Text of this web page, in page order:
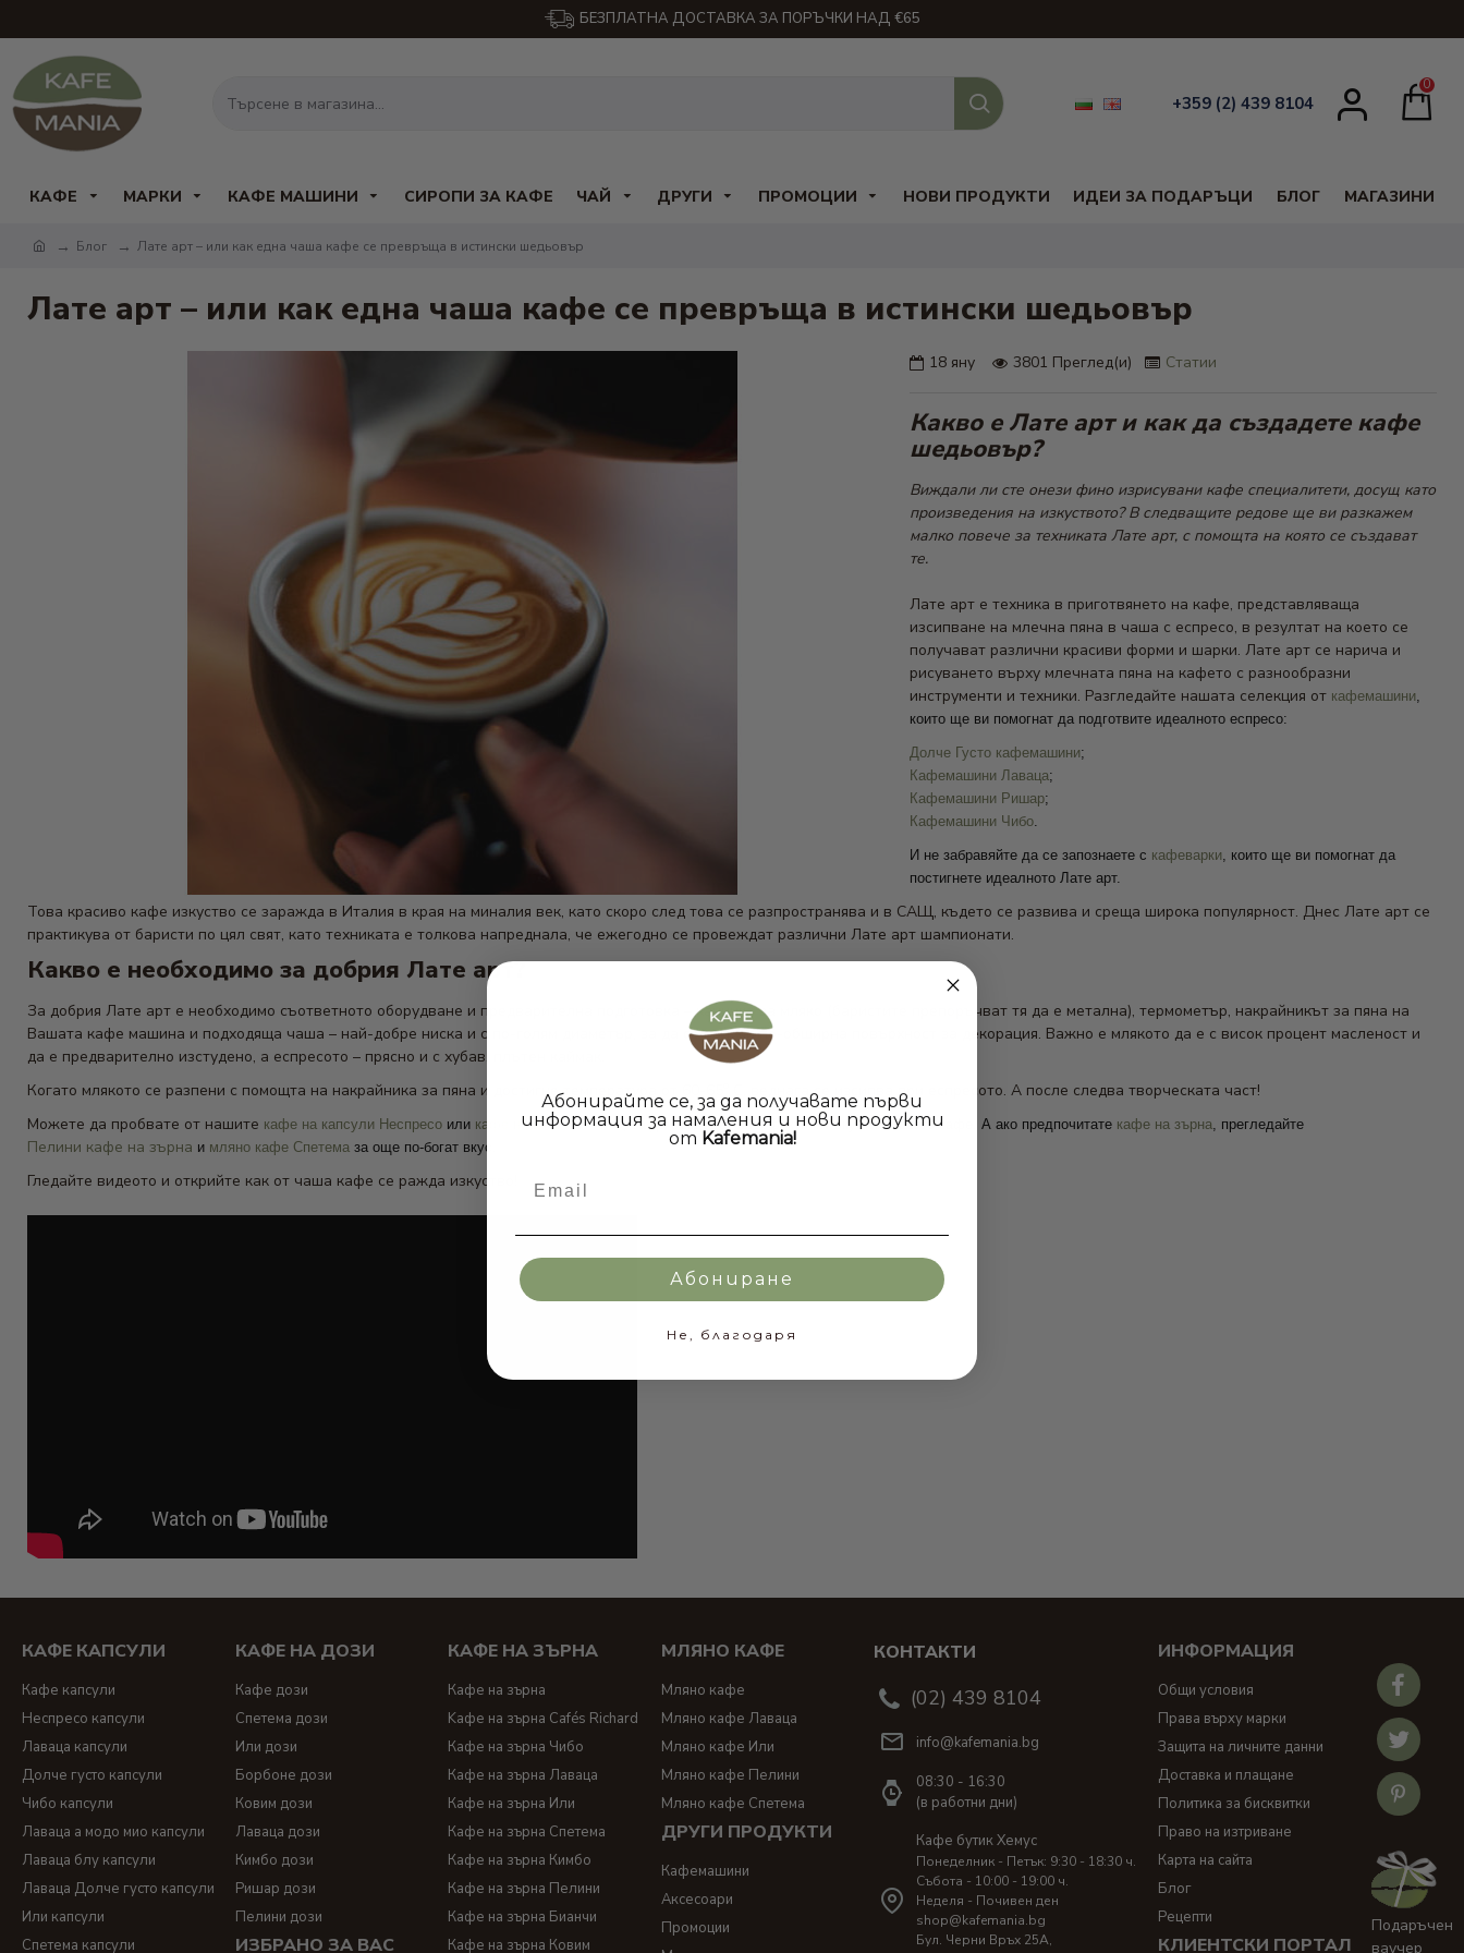
БЕЗПЛАТНА ДОСТАВКА ЗА ПОРЪЧКИ НАД €65
+359 (2) 439 8104
0
КАФЕ МАРКИ КАФЕ МАШИНИ СИРОПИ ЗА КАФЕ ЧАЙ ДРУГИ ПРОМОЦИИ НОВИ ПРОДУКТИ ИДЕИ ЗА ПОДАРЪЦИ БЛОГ МАГАЗИНИ
Блог Лате арт – или как една чаша кафе се превръща в истински шедьовър
Лате арт – или как една чаша кафе се превръща в истински шедьовър
18 яну 3801 Преглед(и) Статии
Какво е Лате арт и как да създадете кафе
шедьовър?
Виждали ли сте онези фино изрисувани кафе специалитети, досущ като
произведения на изкуството? В следващите редове ще ви разкажем
малко повече за техниката Лате арт, с помощта на която се създават
те.
Лате арт е техника в приготвянето на кафе, представляваща
изсипване на млечна пяна в чаша с еспресо, в резултат на което се
получават различни красиви форми и шарки. Лате арт се нарича и
рисуването върху млечната пяна на кафето с разнообразни
инструменти и техники. Разгледайте нашата селекция от кафемашини
които ще ви помогнат да подготвите идеалното еспресо:
Долче Густо кафемашини;
Кафемашини Лаваца;
Кафемашини Ришар;
Кафемашини Чибо
И не забравяйте да се запознаете с кафеварки , които ще ви помогнат да
постигнете идеалното Лате арт.
Това красиво кафе изкуство се заражда в Италия в края на миналия век, като скоро след това се разпространява и в САЩ, където се развива и среща широка популярност. Днес Лате арт се
практикува от баристи по цял свят, като техниката е толкова напреднала, че ежегодно се провеждат различни Лате арт шампионати.
Какво е необходимо за добрия Лате арт?
За добрия Лате арт е необходимо съответното оборудване и предварителна подготовка – каничка за мляко (баристите препоръчват тя да е метална), термометър, накрайникът за пяна на
Вашата кафе машина и подходяща чаша – най-добре ниска и с по-голям диаметър, за да се получи по-обширна повърхност за декорация. Важно е млякото да е с висок процент масленост и
да е предварително изстудено, а еспресото – прясно и с хубав, плътен каймак.
Когато млякото се разпени с помощта на накрайника за пяна и достигне температура от 60-65
C, веднага се изсипва при еспресото. А после следва творческата част!
Можете да пробвате от нашите кафе на капсули Неспресо или кафе на капсули Чибо, за да създадете перфектният вкус за вашето кафе. А ако предпочитате кафе на зърна , прегледайте
Пелини кафе на зърна и мляно кафе Спетема за още по-богат вкус.
Гледайте видеото и открийте как от чаша кафе се ражда изкуство!
КАФЕ КАПСУЛИ
Кафе капсули
Неспресо капсули
Лаваца капсули
Долче густо капсули
Чибо капсули
Лаваца а модо мио капсули
Лаваца блу капсули
Лаваца Долче густо капсули
Или капсули
Спетема капсули
КАФЕ НА ДОЗИ
Кафе дози
Спетема дози
Или дози
Борбоне дози
Ковим дози
Лаваца дози
Кимбо дози
Ришар дози
Пелини дози
ИЗБРАНО ЗА ВАС
КАФЕ НА ЗЪРНА
Кафе на зърна
Kафе на зърна Cafés Richard
Кафе на зърна Чибо
Кафе на зърна Лаваца
Кафе на зърна Или
Кафе на зърна Спетема
Кафе на зърна Кимбо
Кафе на зърна Пелини
Кафе на зърна Бианчи
Кафе на зърна Ковим
МЛЯНО КАФЕ
Мляно кафе
Мляно кафе Лаваца
Мляно кафе Или
Мляно кафе Пелини
Мляно кафе Спетема
ДРУГИ ПРОДУКТИ
Кафемашини
Аксесоари
Промоции
КОНТАКТИ
(02) 439 8104
info@kafemania.bg
08:30 - 16:30
(в работни дни)
Кафе бутик Хемус
Понеделник - Петък: 9:30 - 18:30 ч.
Събота - 10:00 - 19:00 ч.
Неделя - Почивен ден
shop@kafemania.bg
Бул. Черни Връх 25A,
ИНФОРМАЦИЯ
Общи условия
Права върху марки
Защита на личните данни
Доставка и плащане
Политика за бисквитки
Право на изтриване
Карта на сайта
Блог
Рецепти
КЛИЕНТСКИ ПОРТАЛ
Подаръчен
ваучер
Абонирайте се, за да получавате първи
информация за намаления и нови продукти
от Kafemania!
Абониране
Не, благодаря